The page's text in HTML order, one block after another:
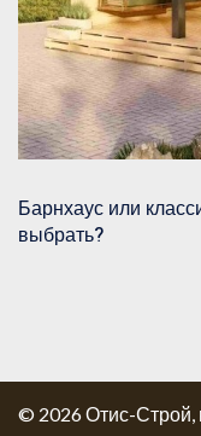
Барнхаус или
выбрать?
© 2026 Отис-